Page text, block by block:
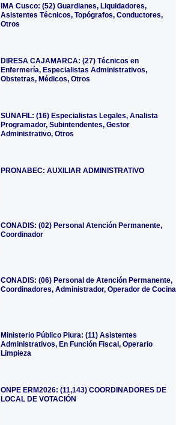
IMA Cusco: (52) Guardianes, Liquidadores,
Asistentes Técnicos, Topógrafos, Conductores,
Otros
DIRESA CAJAMARCA: (27) Técnicos en
Enfermería, Especialistas Administrativos,
Obstetras, Médicos, Otros
SUNAFIL: (16) Especialistas Legales, Analista
Programador, Subintendentes, Gestor
Administrativo, Otros
PRONABEC: AUXILIAR ADMINISTRATIVO
CONADIS: (02) Personal Atención Permanente,
Coordinador
CONADIS: (06) Personal de Atención Permanente,
Coordinadores, Administrador, Operador de Cocina
Ministerio Público Piura: (11) Asistentes
Administrativos, En Función Fiscal, Operario
Limpieza
ONPE ERM2026: (11,143) COORDINADORES DE
LOCAL DE VOTACIÓN